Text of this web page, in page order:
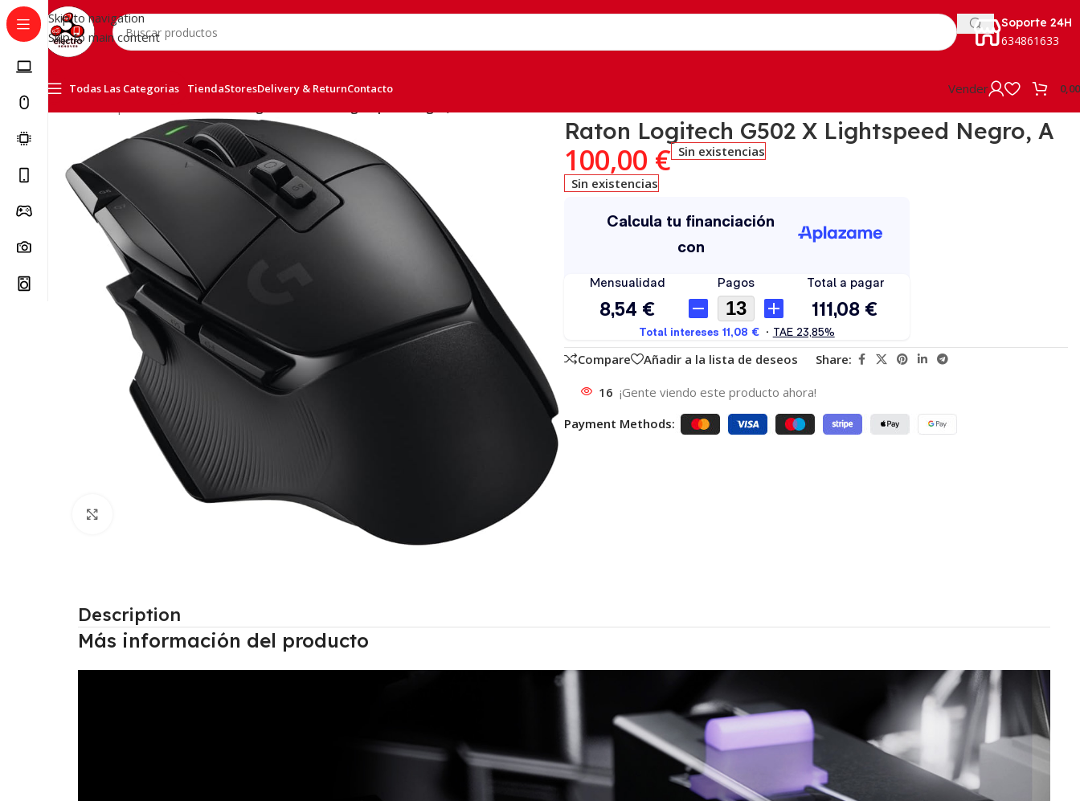
Skip to navigation
Skip to main content
Soporte 24H
634861633
Todas Las Categorias TiendaStoresDelivery & ReturnContacto Vender
Raton Logitech G502 X Lightspeed Negro, A
100,00 € Sin existencias
Sin existencias
Compare Añadir a la lista de deseos Share:
16 ¡Gente viendo este producto ahora!
Payment Methods:
Description
Más información del producto